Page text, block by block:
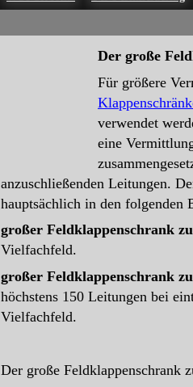
Der große
Für größere
verwendet
eine
anzuschließenden Leitungen.
hauptsächlich in den folgenden
großer Feldklappenschrank
Vielfachfeld.
großer Feldklappenschrank
höchstens 150 Leitungen bei
Vielfachfeld.
Der große Feldklappenschrank